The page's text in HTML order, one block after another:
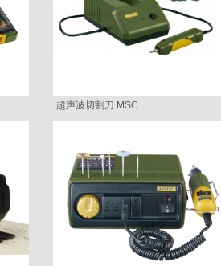
超声波切割刀 MSC